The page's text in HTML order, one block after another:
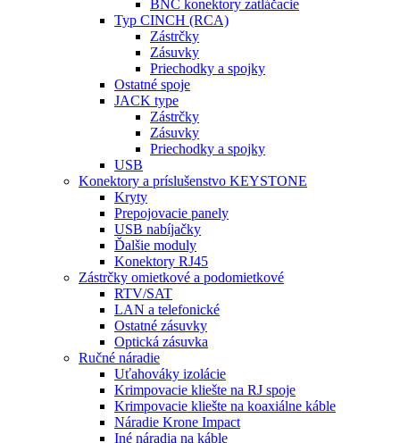
BNC konektory zatláčacie
Typ CINCH (RCA)
Zástrčky
Zásuvky
Priechodky a spojky
Ostatné spoje
JACK type
Zástrčky
Zásuvky
Priechodky a spojky
USB
Konektory a príslušenstvo KEYSTONE
Kryty
Prepojovacie panely
USB nabíjačky
Ďalšie moduly
Konektory RJ45
Zástrčky omietkové a podomietkové
RTV/SAT
LAN a telefonické
Ostatné zásuvky
Optická zásuvka
Ručné náradie
Uťahováky izolácie
Krimpovacie kliešte na RJ spoje
Krimpovacie kliešte na koaxiálne káble
Náradie Krone Impact
Iné náradia na káble